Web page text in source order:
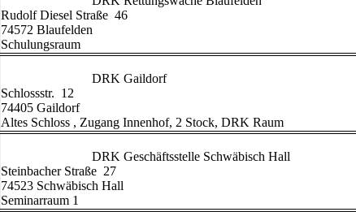
Rudolf Diesel Straße  46
74572 Blaufelden
Schulungsraum
Schlossstr.  12
74405 Gaildorf
Altes Schloss , Zugang Innenhof, 2 Stock, DRK Raum
Steinbacher Straße  27
74523 Schwäbisch Hall
Seminarraum 1